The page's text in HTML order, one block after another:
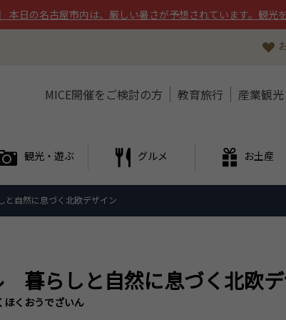
本日の名古屋市内は、厳しい暑さが予想されています。観光
MICE開催をご検討の方 教育旅行 産業観光
観光・遊ぶ グルメ お土産
自然に息づく北欧デザイン
暮らしと自然に息づく北欧
くおうでざいん